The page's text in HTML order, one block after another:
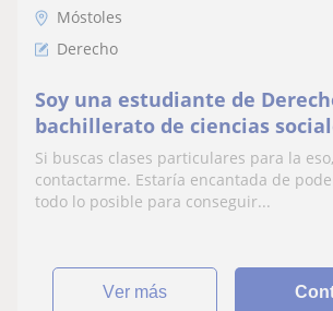
Móstoles
Derecho
Soy una estudiante de
bachillerato de ciencias
pasado. Podría impartir clases
matemáticas hasta 3 eso, los
cursos tendría que mirarlo
Si buscas clases particulares para la
contactarme. Estaría encantada de
todo lo posible para conseguir...
ver más